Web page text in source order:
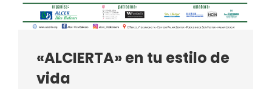
«ALCIERTA» en tu estilo de
vida